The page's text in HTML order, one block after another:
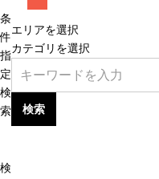
条
件
指
定
検
索
エリアを選択
カテゴリを選択
検索
検